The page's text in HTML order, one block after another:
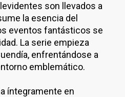
son llevados a
la esencia del
eventos fantásticos se
La serie empieza
enfrentándose a
emblemático.
íntegramente en